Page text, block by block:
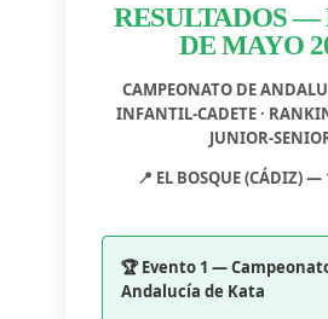
RESULTADOS —
DE MAYO
CAMPEONATO DE
INFANTIL-CADETE ·
JUNIOR-
📍 EL BOSQUE (CÁDIZ)
🏆 Evento 1 —
Andalucía de Kata